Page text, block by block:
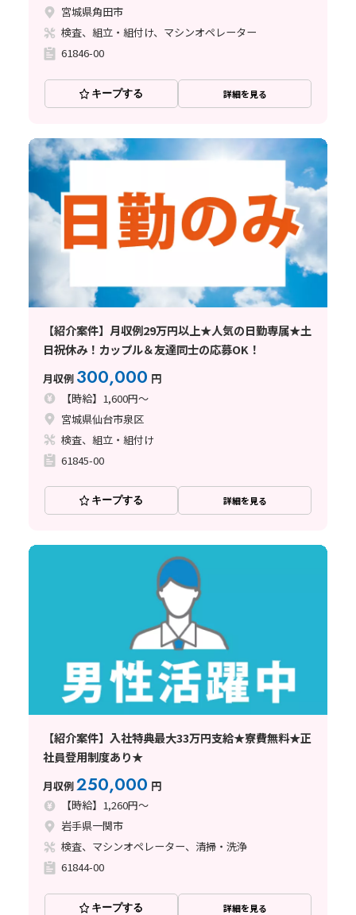
宮城県角田市
検査、組立・組付け、マシンオペレーター
61846-00
キープする 詳細を見る
【紹介案件】月収例29万円以上★人気の日勤専属★土
日祝休み！カップル＆友達同士の応募OK！
月収例 300,000 円
【時給】1,600円～
宮城県仙台市泉区
検査、組立・組付け
61845-00
キープする 詳細を見る
【紹介案件】入社特典最大33万円支給★寮費無料★正
社員登用制度あり★
月収例250,000 円
【時給】1,260円～
岩手県一関市
検査、マシンオペレーター、清掃・洗浄
61844-00
キープする 詳細を見る